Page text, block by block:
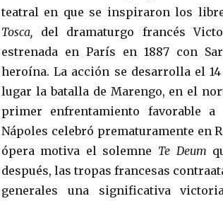
teatral en que se inspiraron los
Tosca, del dramaturgo francés
estrenada en París en 1887 con
heroína. La acción se desarrolla el
lugar la batalla de Marengo, en el
primer enfrentamiento favorable
Nápoles celebró prematuramente en
ópera motiva el solemne Te Deum
después, las tropas francesas
generales una significativa